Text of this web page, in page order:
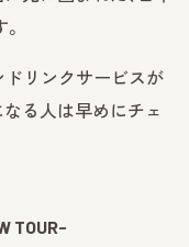
ドリンクサービスが
る人は早めにチェ
TOUR-